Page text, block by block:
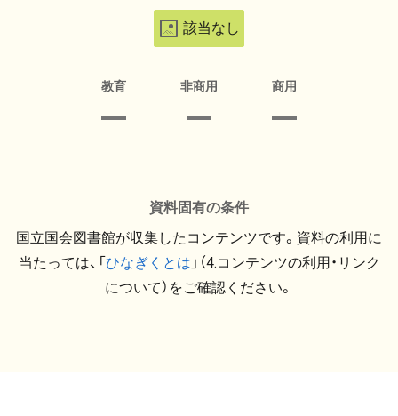
該当なし
教育 非商用 商用
資料固有の条件
国立国会図書館が収集したコンテンツです。資料の利用に
当たっては、「ひなぎくとは 」（4.コンテンツの利用・リンク
について）をご確認ください。